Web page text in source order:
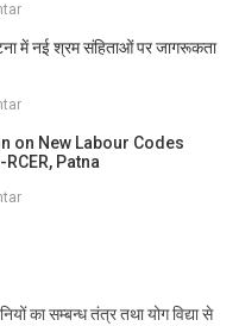
में नई श्रम संहिताओं पर जागरूकता
on New Labour Codes
Patna
का सम्बन्ध तंत्र तथा योग विद्या से